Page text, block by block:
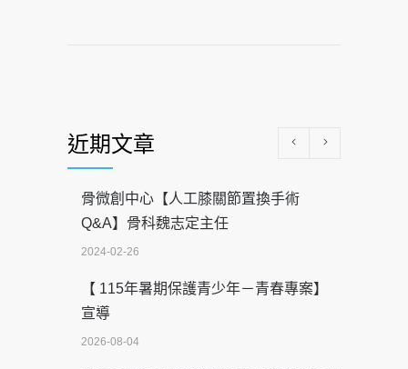
近期文章
骨微創中心【人工膝關節置換手術
Q&A】骨科魏志定主任
2024-02-26
【 115年暑期保護青少年－青春專案】
宣導
2026-08-04